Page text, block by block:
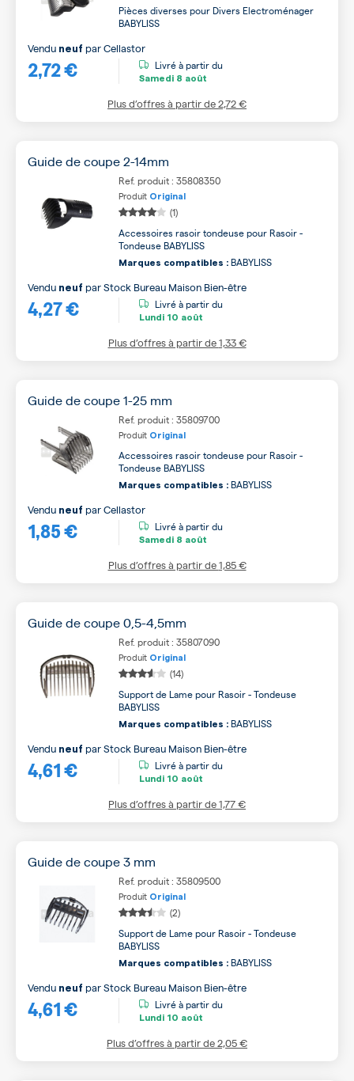
Pièces diverses pour Divers Electroménager
BABYLISS
2,72 €
Vendu neuf parCellastor
Livré à partir du
Samedi 8 août
Plus d’offres à partir de2,72 €
Guide de coupe 2-14mm
Ref. produit : 35808350
Produit Original
(1)
Accessoires rasoir tondeuse pour Rasoir -
Tondeuse BABYLISS
Marques compatibles : BABYLISS
4,27 €
Vendu neuf parStock Bureau Maison Bien-être
Livré à partir du
Lundi 10 août
Plus d’offres à partir de1,33 €
Guide de coupe 1-25 mm
Ref. produit : 35809700
Produit Original
Accessoires rasoir tondeuse pour Rasoir -
Tondeuse BABYLISS
Marques compatibles : BABYLISS
1,85 €
Vendu neuf parCellastor
Livré à partir du
Samedi 8 août
Plus d’offres à partir de1,85 €
Guide de coupe 0,5-4,5mm
Ref. produit : 35807090
Produit Original
(14)
Support de Lame pour Rasoir - Tondeuse
BABYLISS
Marques compatibles : BABYLISS
4,61 €
Vendu neuf parStock Bureau Maison Bien-être
Livré à partir du
Lundi 10 août
Plus d’offres à partir de1,77 €
Guide de coupe 3 mm
Ref. produit : 35809500
Produit Original
(2)
Support de Lame pour Rasoir - Tondeuse
BABYLISS
Marques compatibles : BABYLISS
4,61 €
Vendu neuf parStock Bureau Maison Bien-être
Livré à partir du
Lundi 10 août
Plus d’offres à partir de2,05 €